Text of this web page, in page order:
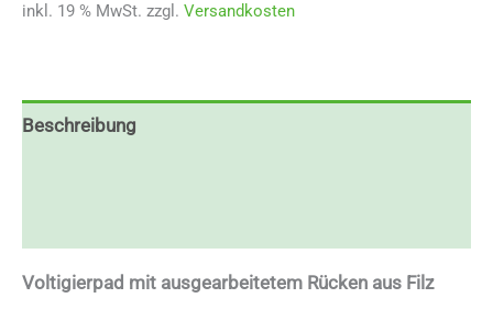
inkl. 19 % MwSt. zzgl. Versandkosten
Beschreibung
Voltigierpad mit ausgearbeitetem Rücken aus Filz